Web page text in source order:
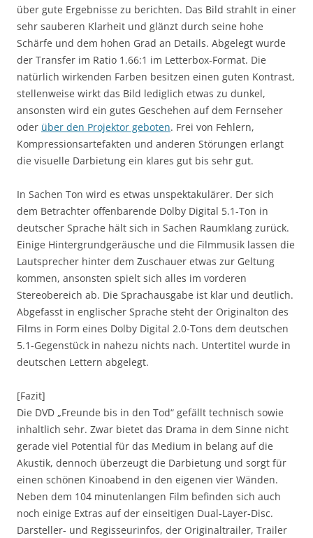
über gute Ergebnisse zu berichten. Das Bild strahlt in einer
sehr sauberen Klarheit und glänzt durch seine hohe
Schärfe und dem hohen Grad an Details. Abgelegt wurde
der Transfer im Ratio 1.66:1 im Letterbox-Format. Die
natürlich wirkenden Farben besitzen einen guten Kontrast,
stellenweise wirkt das Bild lediglich etwas zu dunkel,
ansonsten wird ein gutes Geschehen auf dem Fernseher
oder über den Projektor geboten. Frei von Fehlern,
Kompressionsartefakten und anderen Störungen erlangt
die visuelle Darbietung ein klares gut bis sehr gut.
In Sachen Ton wird es etwas unspektakulärer. Der sich
dem Betrachter offenbarende Dolby Digital 5.1-Ton in
deutscher Sprache hält sich in Sachen Raumklang zurück.
Einige Hintergrundgeräusche und die Filmmusik lassen die
Lautsprecher hinter dem Zuschauer etwas zur Geltung
kommen, ansonsten spielt sich alles im vorderen
Stereobereich ab. Die Sprachausgabe ist klar und deutlich.
Abgefasst in englischer Sprache steht der Originalton des
Films in Form eines Dolby Digital 2.0-Tons dem deutschen
5.1-Gegenstück in nahezu nichts nach. Untertitel wurde in
deutschen Lettern abgelegt.
[Fazit]
Die DVD „Freunde bis in den Tod“ gefällt technisch sowie
inhaltlich sehr. Zwar bietet das Drama in dem Sinne nicht
gerade viel Potential für das Medium in belang auf die
Akustik, dennoch überzeugt die Darbietung und sorgt für
einen schönen Kinoabend in den eigenen vier Wänden.
Neben dem 104 minutenlangen Film befinden sich auch
noch einige Extras auf der einseitigen Dual-Layer-Disc.
Darsteller- und Regisseurinfos, der Originaltrailer, Trailer